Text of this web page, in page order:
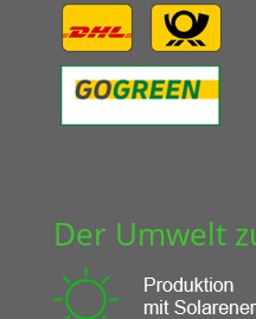
Der Umwelt